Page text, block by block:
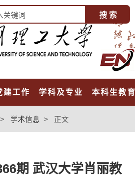
建工作 学科及专业 本科生教
> 学术信息 > 正文
期 武汉大学肖丽教